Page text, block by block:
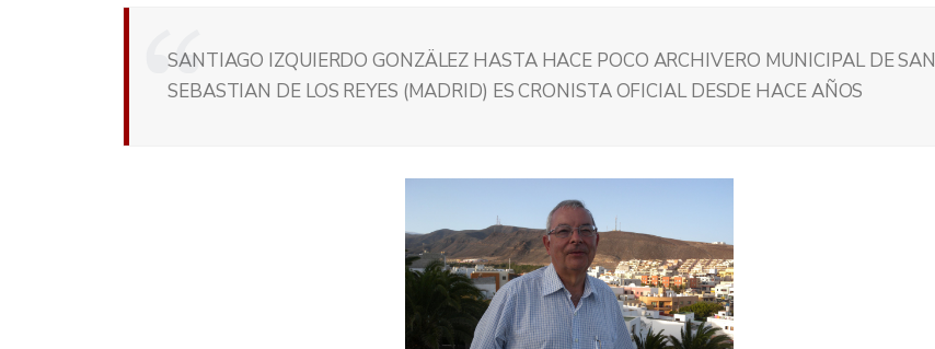
SANTIAGO IZQUIERDO GONZÄLEZ HASTA HACE POCO ARCHIVERO MUNICIPAL DE SAN
SEBASTIAN DE LOS REYES (MADRID) ES CRONISTA OFICIAL DESDE HACE AÑOS